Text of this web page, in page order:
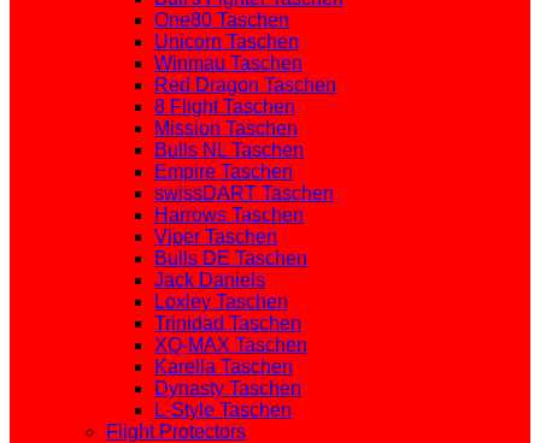
One80 Taschen
Unicorn Taschen
Winmau Taschen
Red Dragon Taschen
8 Flight Taschen
Mission Taschen
Bulls NL Taschen
Empire Taschen
swissDART Taschen
Harrows Taschen
Viper Taschen
Bulls DE Taschen
Jack Daniels
Loxley Taschen
Trinidad Taschen
XQ-MAX Taschen
Karella Taschen
Dynasty Taschen
L-Style Taschen
Flight Protectors